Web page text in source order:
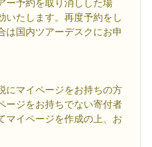
ー予約を取り消しした場
いたします。再度予約をし
は国内ツアーデスクにお申
にマイページをお持ちの方
ージをお持ちでない寄付者
マイページを作成の上、お